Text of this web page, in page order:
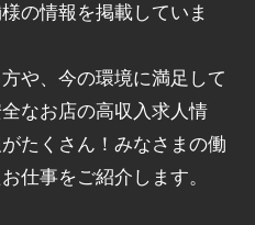
の情報を掲載していま
や、今の環境に満足して
なお店の高収入求人情
たくさん！みなさまの働
仕事をご紹介します。